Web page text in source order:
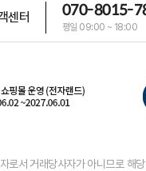
센터 070-8015-
평일 09:00 ~ 18:00
서 거래당사자가 아니므로 해